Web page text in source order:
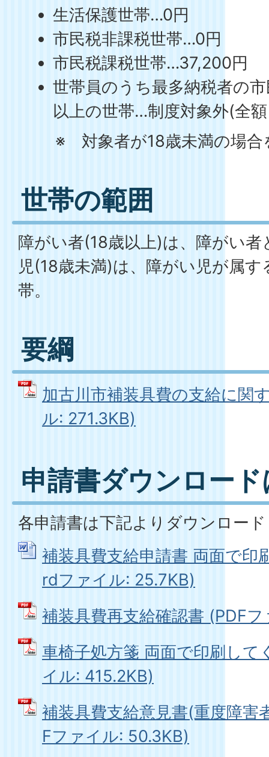
生活保護世帯…0円
市民税非課税世帯…0円
市民税課税世帯…37,200円
世帯員のうち最多納税者の
以上の世帯…制度対象外(全
※ 対象者が18歳未満の場合
世帯の範囲
障がい者(18歳以上)は、障がい
児(18歳未満)は、障がい児が属
帯。
要綱
加古川市補装具費の支給に関
ル: 271.3KB)
申請書ダウンロー
各申請書は下記よりダウンロー
補装具費支給申請書 両面で印
rdファイル: 25.7KB)
補装具費再支給確認書 (PDF
車椅子処方箋 両面で印刷して
イル: 415.2KB)
補装具費支給意見書(重度障害
Fファイル: 50.3KB)